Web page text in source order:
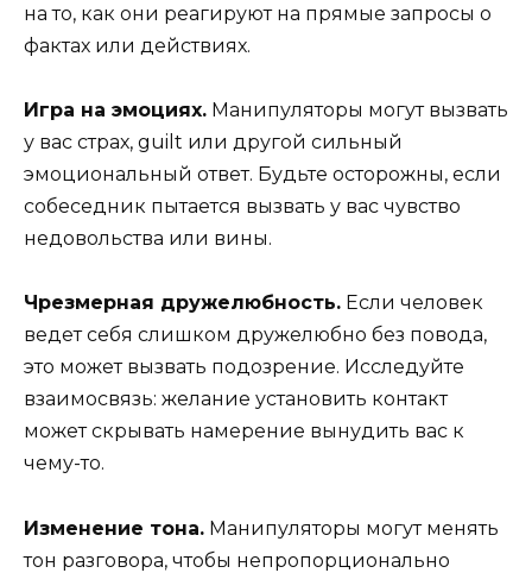
на то, как они реагируют на прямые запросы о
фактах или действиях.
Игра на эмоциях. Манипуляторы могут вызвать
у вас страх, guilt или другой сильный
эмоциональный ответ. Будьте осторожны, если
собеседник пытается вызвать у вас чувство
недовольства или вины.
Чрезмерная дружелюбность. Если человек
ведет себя слишком дружелюбно без повода,
это может вызвать подозрение. Исследуйте
взаимосвязь: желание установить контакт
может скрывать намерение вынудить вас к
чему-то.
Изменение тона. Манипуляторы могут менять
тон разговора, чтобы непропорционально